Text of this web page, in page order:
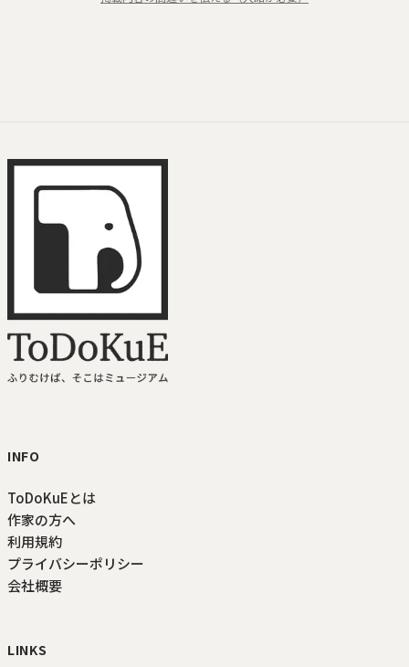
INFO
ToDoKuEとは
作家の方へ
利用規約
プライバシーポリシー
会社概要
LINKS